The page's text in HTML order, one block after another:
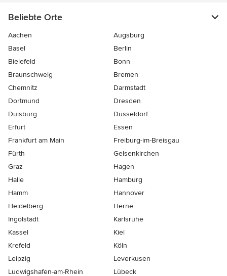
Beliebte Orte
Aachen
Augsburg
Basel
Berlin
Bielefeld
Bonn
Braunschweig
Bremen
Chemnitz
Darmstadt
Dortmund
Dresden
Duisburg
Düsseldorf
Erfurt
Essen
Frankfurt am Main
Freiburg-im-Breisgau
Fürth
Gelsenkirchen
Graz
Hagen
Halle
Hamburg
Hamm
Hannover
Heidelberg
Herne
Ingolstadt
Karlsruhe
Kassel
Kiel
Krefeld
Köln
Leipzig
Leverkusen
Ludwigshafen-am-Rhein
Lübeck